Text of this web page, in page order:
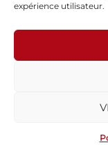
expérience utilisateur.